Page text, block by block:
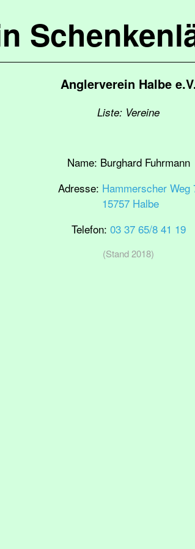
Anglerverein Halbe
Liste: Vereine
Name: Burghard Fuhrmann
Adresse: Hammerscher Weg
15757 Halbe
Telefon: 03 37 65/8 41 19
(Stand 2018)